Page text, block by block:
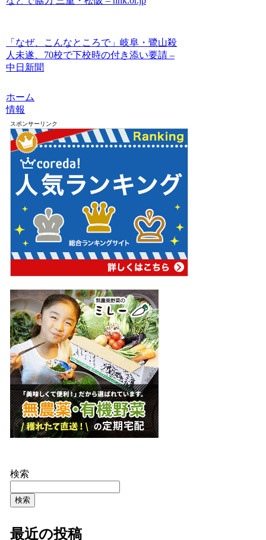
「なぜ、こんなところで」岐阜・鷺山殺
人未遂、70校で下校時の付き添い要請 –
中日新聞
ホーム
情報
スポンサーリンク
検索
検索
最近の投稿